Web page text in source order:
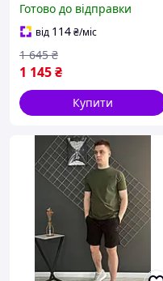
Хакі костюми модні весна
осінь
Готово до відправки
від 114₴/міс
1 145₴
1 645 ₴
Купити